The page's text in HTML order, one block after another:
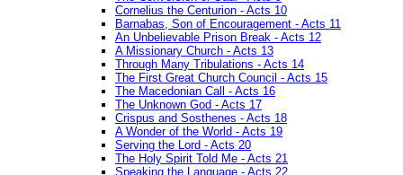
Cornelius the Centurion - Acts 10
Barnabas, Son of Encouragement - Acts 11
An Unbelievable Prison Break - Acts 12
A Missionary Church - Acts 13
Through Many Tribulations - Acts 14
The First Great Church Council - Acts 15
The Macedonian Call - Acts 16
The Unknown God - Acts 17
Crispus and Sosthenes - Acts 18
A Wonder of the World - Acts 19
Serving the Lord - Acts 20
The Holy Spirit Told Me - Acts 21
Speaking the Language - Acts 22